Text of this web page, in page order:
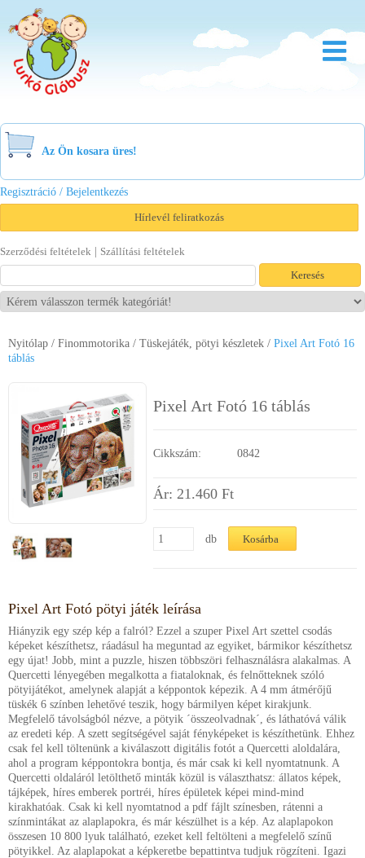
Bölcsőde
Család
Akció
Viszonteladóknak
Letöltések
Kapcsolat
Az Ön kosara üres!
Regisztráció / Bejelentkezés
Hírlevél feliratkozás
Szerződési feltételek | Szállítási feltételek
Nyitólap / Finommotorika / Tüskejáték, pötyi készletek / Pixel Art Fotó 16
táblás
Pixel Art Fotó 16 táblás
Cikkszám: 0842
Ár: 21.460Ft
db
Pixel Art Fotó pötyi játék leírása
Hiányzik egy szép kép a falról? Ezzel a szuper Pixel Art szettel csodás
képeket készíthetsz, ráadásul ha meguntad az egyiket, bármikor készíthetsz
egy újat! Jobb, mint a puzzle, hiszen többszöri felhasználásra alakalmas. A
Quercetti lényegében megalkotta a fiataloknak, és felnőtteknek szóló
pötyijátékot, amelynek alapját a képpontok képezik. A 4 mm átmérőjű
tüskék 6 színben lehetővé teszik, hogy bármilyen képet kirakjunk.
Megfelelő távolságból nézve, a pötyik ´összeolvadnak´, és láthatóvá válik
az eredeti kép. A szett segítségével saját fényképeket is készíthetünk. Ehhez
csak fel kell töltenünk a kiválaszott digitális fotót a Quercetti aloldalára,
ahol a program képpontokra bontja, és már csak ki kell nyomtatnunk. A
Quercetti oldaláról letölthető minták közül is választhatsz: állatos képek,
tájképek, híres emberek portréi, híres épületek képei mind-mind
kirakhatóak. Csak ki kell nyomtatnod a pdf fájlt színesben, rátenni a
színmintákat az alaplapokra, és már készülhet is a kép. Az alaplapokon
összesen 10 800 lyuk található, ezeket kell feltölteni a megfelelő színű
pötyikkel. Az alaplapokat a képkeretbe bepattintva tudjuk rögzíteni. Igazi